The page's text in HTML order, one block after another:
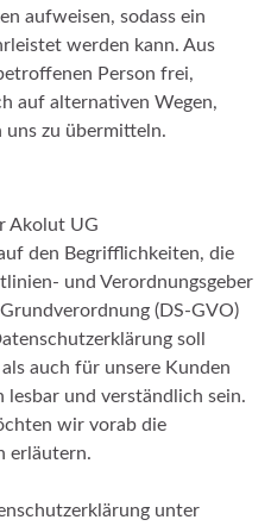
aufweisen, sodass ein
werden kann. Aus
Person frei,
auf alternativen Wegen,
uns zu übermitteln.
Akolut UG
den Begrifflichkeiten, die
und Verordnungsgeber
(DS-GVO)
soll
auch für unsere Kunden
und verständlich sein.
wir vorab die
erläutern.
unter